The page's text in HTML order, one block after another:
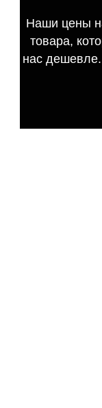
Наши цены
товара,
нас